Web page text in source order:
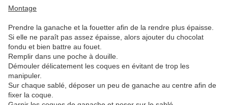
Montage
Prendre la ganache et la fouetter afin de la rendre plus épaisse.
Si elle ne paraît pas assez épaisse, alors ajouter du chocolat
fondu et bien battre au fouet.
Remplir dans une poche à douille.
Démouler délicatement les coques en évitant de trop les
manipuler.
Sur chaque sablé, déposer un peu de ganache au centre afin de
fixer la coque.